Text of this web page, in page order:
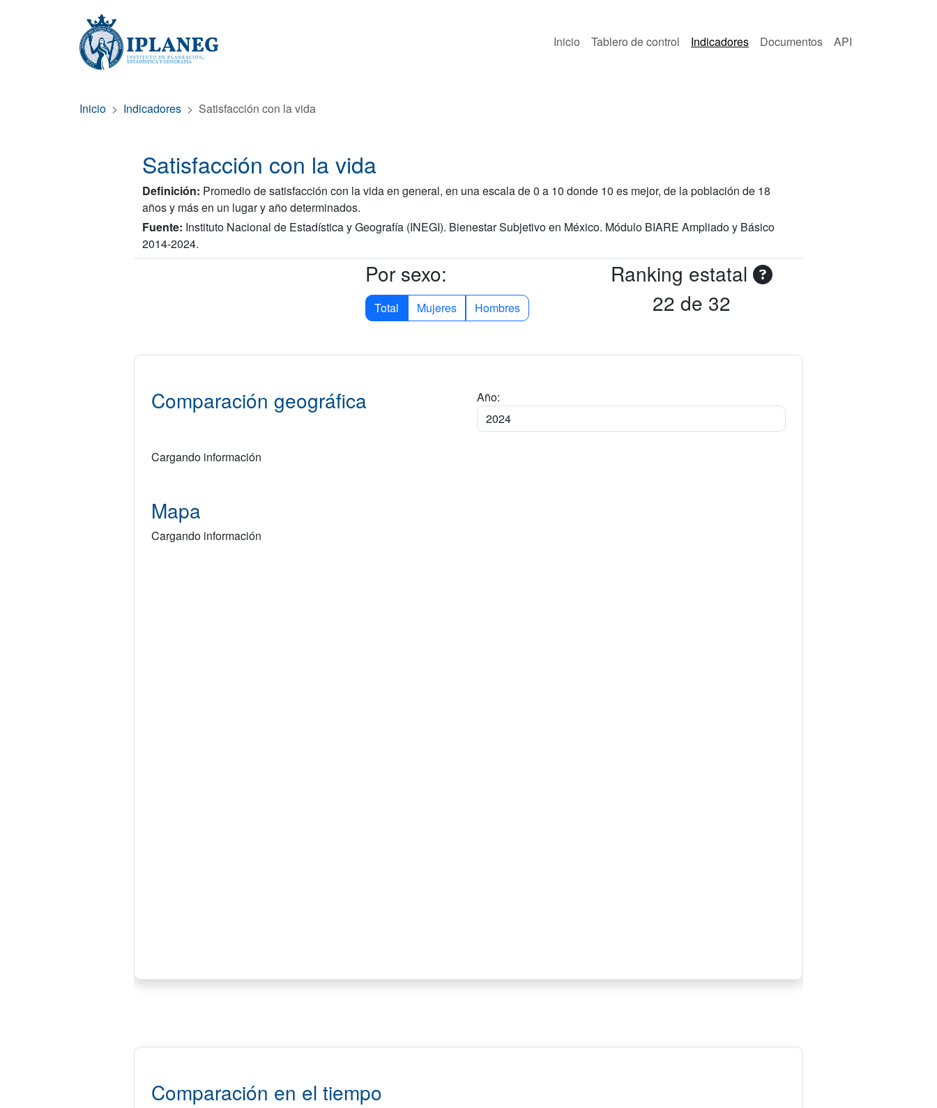
Inicio Tablero de control Indicadores Documentos API
Inicio Indicadores Satisfacción con la vida
Satisfacción con la vida
Definición: Promedio de satisfacción con la vida en general, en una escala de 0 a 10 donde 10 es mejor, de la población de 18
años y más en un lugar y año determinados.
Fuente: Instituto Nacional de Estadística y Geografía (INEGI). Bienestar Subjetivo en México. Módulo BIARE Ampliado y Básico
2014-2024.
Por sexo:
Total Mujeres Hombres
Ranking estatal
22 de 32
Comparación geográfica Año:
Cargando información
Mapa
Cargando información
Comparación en el tiempo